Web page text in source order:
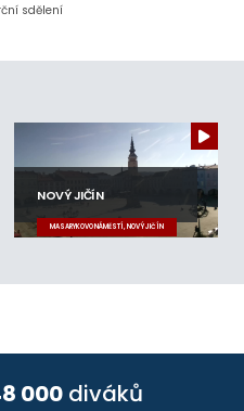
sdělení
NOVÝ JIČÍN
MASARYKOVO NÁMĚSTÍ, NOVÝ JIČÍN
000 diváků